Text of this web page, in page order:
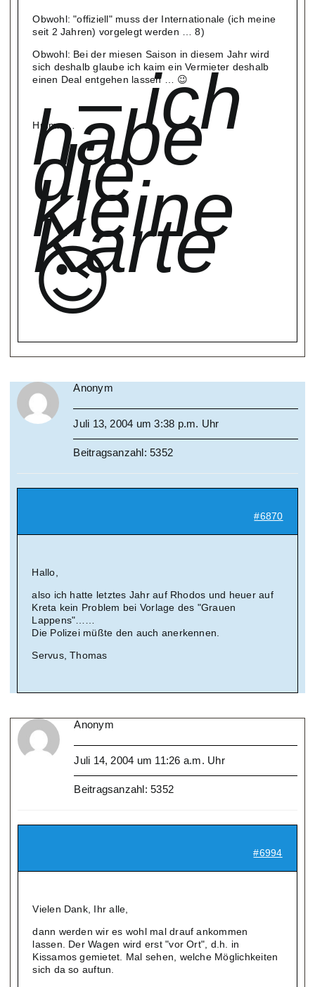
Obwohl: "offiziell" muss der Internationale (ich meine
seit 2 Jahren) vorgelegt werden … 8)
Obwohl: Bei der miesen Saison in diesem Jahr wird
sich deshalb glaube ich kaim ein Vermieter deshalb
einen Deal entgehen lassen … 😉
Hmmm… –ich
habe
die
kleine
Karte
😉
Anonym
Juli 13, 2004 um 3:38 p.m. Uhr
Beitragsanzahl: 5352
#6870
Hallo,
also ich hatte letztes Jahr auf Rhodos und heuer auf
Kreta kein Problem bei Vorlage des "Grauen
Lappens"……
Die Polizei müßte den auch anerkennen.
Servus, Thomas
Anonym
Juli 14, 2004 um 11:26 a.m. Uhr
Beitragsanzahl: 5352
#6994
Vielen Dank, Ihr alle,
dann werden wir es wohl mal drauf ankommen
lassen. Der Wagen wird erst "vor Ort", d.h. in
Kissamos gemietet. Mal sehen, welche Möglichkeiten
sich da so auftun.